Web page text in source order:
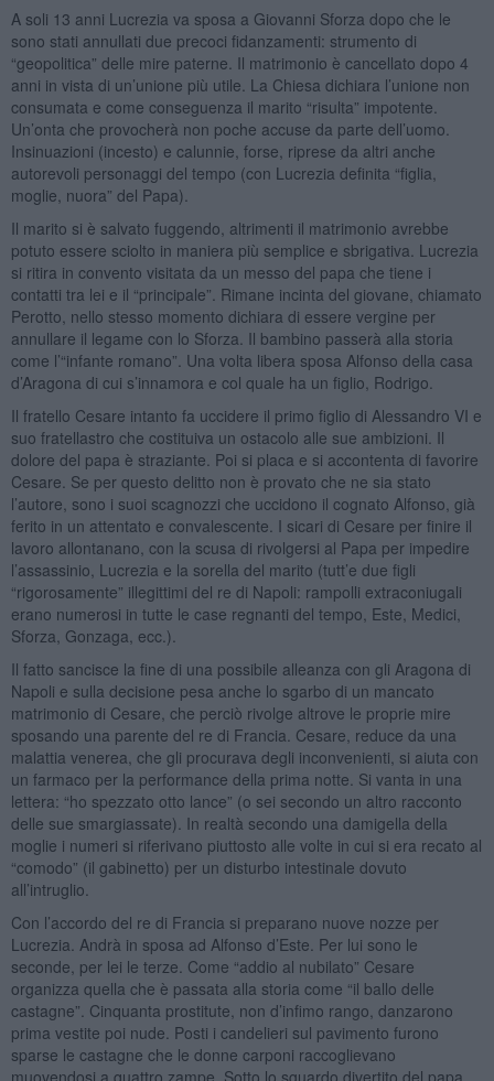
A soli 13 anni Lucrezia va sposa a Giovanni Sforza dopo che le
sono stati annullati due precoci fidanzamenti: strumento di
“geopolitica” delle mire paterne. Il matrimonio è cancellato dopo 4
anni in vista di un’unione più utile. La Chiesa dichiara l’unione non
consumata e come conseguenza il marito “risulta” impotente.
Un’onta che provocherà non poche accuse da parte dell’uomo.
Insinuazioni (incesto) e calunnie, forse, riprese da altri anche
autorevoli personaggi del tempo (con Lucrezia definita “figlia,
moglie, nuora” del Papa).
Il marito si è salvato fuggendo, altrimenti il matrimonio avrebbe
potuto essere sciolto in maniera più semplice e sbrigativa. Lucrezia
si ritira in convento visitata da un messo del papa che tiene i
contatti tra lei e il “principale”. Rimane incinta del giovane, chiamato
Perotto, nello stesso momento dichiara di essere vergine per
annullare il legame con lo Sforza. Il bambino passerà alla storia
come l’“infante romano”. Una volta libera sposa Alfonso della casa
d’Aragona di cui s’innamora e col quale ha un figlio, Rodrigo.
Il fratello Cesare intanto fa uccidere il primo figlio di Alessandro VI e
suo fratellastro che costituiva un ostacolo alle sue ambizioni. Il
dolore del papa è straziante. Poi si placa e si accontenta di favorire
Cesare. Se per questo delitto non è provato che ne sia stato
l’autore, sono i suoi scagnozzi che uccidono il cognato Alfonso, già
ferito in un attentato e convalescente. I sicari di Cesare per finire il
lavoro allontanano, con la scusa di rivolgersi al Papa per impedire
l’assassinio, Lucrezia e la sorella del marito (tutt’e due figli
“rigorosamente” illegittimi del re di Napoli: rampolli extraconiugali
erano numerosi in tutte le case regnanti del tempo, Este, Medici,
Sforza, Gonzaga, ecc.).
Il fatto sancisce la fine di una possibile alleanza con gli Aragona di
Napoli e sulla decisione pesa anche lo sgarbo di un mancato
matrimonio di Cesare, che perciò rivolge altrove le proprie mire
sposando una parente del re di Francia. Cesare, reduce da una
malattia venerea, che gli procurava degli inconvenienti, si aiuta con
un farmaco per la performance della prima notte. Si vanta in una
lettera: “ho spezzato otto lance” (o sei secondo un altro racconto
delle sue smargiassate). In realtà secondo una damigella della
moglie i numeri si riferivano piuttosto alle volte in cui si era recato al
“comodo” (il gabinetto) per un disturbo intestinale dovuto
all’intruglio.
Con l’accordo del re di Francia si preparano nuove nozze per
Lucrezia. Andrà in sposa ad Alfonso d’Este. Per lui sono le
seconde, per lei le terze. Come “addio al nubilato” Cesare
organizza quella che è passata alla storia come “il ballo delle
castagne”. Cinquanta prostitute, non d’infimo rango, danzarono
prima vestite poi nude. Posti i candelieri sul pavimento furono
sparse le castagne che le donne carponi raccoglievano
muovendosi a quattro zampe. Sotto lo sguardo divertito del papa,